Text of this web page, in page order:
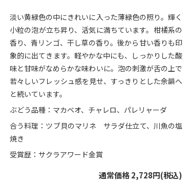
淡い黄緑色の中にきれいに入った薄緑色の照り。輝く
小粒の泡が立ち昇り、活気に満ちています。柑橘系の
香り、青リンゴ、干し草の香り。後から甘い香りも印
象的に出てきます。軽やかな中にも、しっかりした酸
味と甘味がなめらかな味わいに。泡の刺激が舌の上で
若々しいフレッシュ感を見せ、すっきりとした余韻へ
と続いています。
ぶどう品種：マカベオ、チャレロ、パレリャーダ
合う料理：ツブ貝のマリネ サラダ仕立て、川魚の塩
焼き
受賞歴：サクラアワード金賞
通常価格 2,728円(税込)